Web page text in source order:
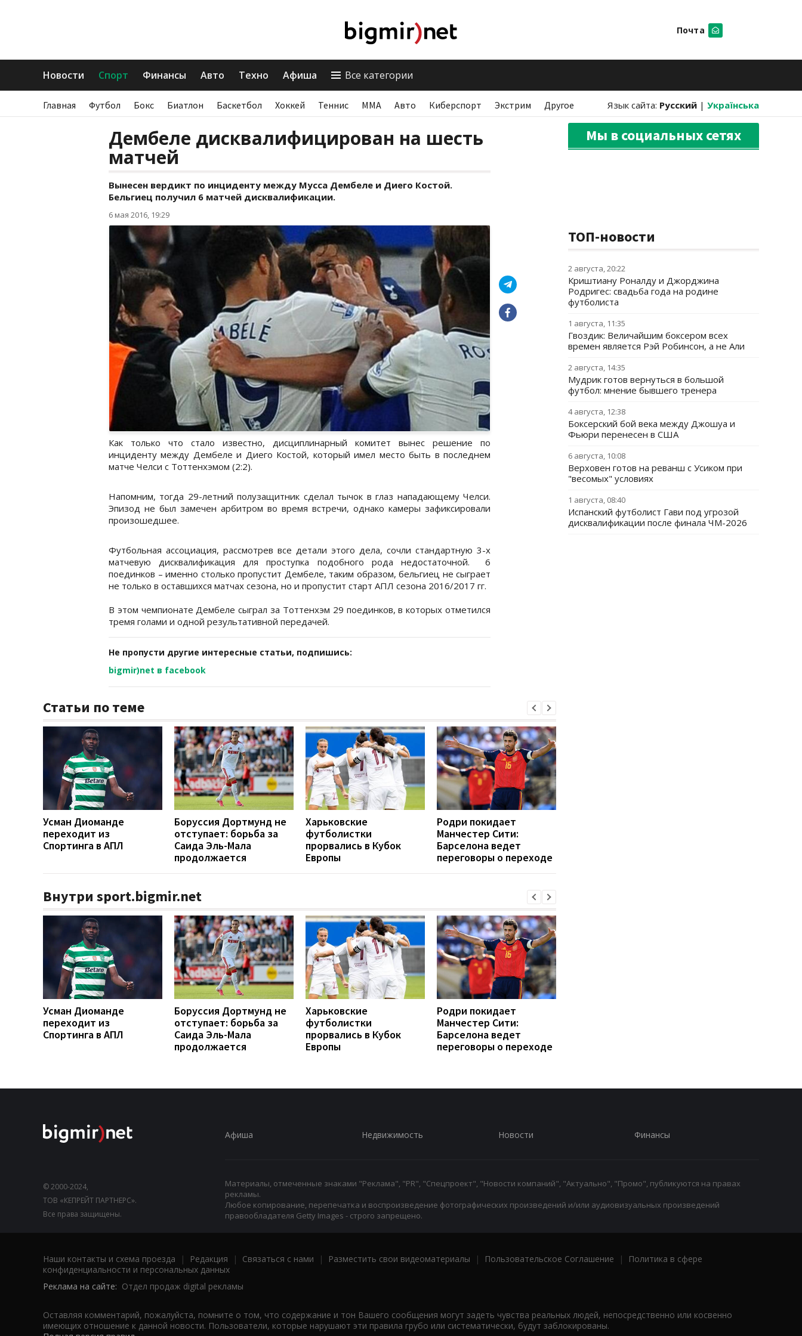
Почта
Новости Спорт Финансы Авто Техно Афиша Все категории
Главная Футбол Бокс Биатлон Баскетбол Хоккей Теннис ММА Авто Киберспорт Экстрим Другое Язык сайта: Русский | Українська
Дембеле дисквалифицирован на шесть
матчей
Вынесен вердикт по инциденту между Мусса Дембеле и Диего Костой.
Бельгиец получил 6 матчей дисквалификации.
6 мая 2016, 19:29
Как только что стало известно, дисциплинарный комитет вынес решение по
инциденту между Дембеле и Диего Костой, который имел место быть в последнем
матче Челси с Тоттенхэмом (2:2).
Напомним, тогда 29-летний полузащитник сделал тычок в глаз нападающему Челси.
Эпизод не был замечен арбитром во время встречи, однако камеры зафиксировали
произошедшее.
Футбольная ассоциация, рассмотрев все детали этого дела, сочли стандартную 3-х
матчевую дисквалификация для проступка подобного рода недостаточной. 6
поединков – именно столько пропустит Дембеле, таким образом, бельгиец не сыграет
не только в оставшихся матчах сезона, но и пропустит старт АПЛ сезона 2016/2017 гг.
В этом чемпионате Дембеле сыграл за Тоттенхэм 29 поединков, в которых отметился
тремя голами и одной результативной передачей.
Не пропусти другие интересные статьи, подпишись:
bigmir)net в facebook
Статьи по теме
Усман Диоманде
переходит из
Спортинга в АПЛ
Боруссия Дортмунд не
отступает: борьба за
Саида Эль-Мала
продолжается
Харьковские
футболистки
прорвались в Кубок
Европы
Родри покидает
Манчестер Сити:
Барселона ведет
переговоры о переходе
Внутри sport.bigmir.net
Усман Диоманде
переходит из
Спортинга в АПЛ
Боруссия Дортмунд не
отступает: борьба за
Саида Эль-Мала
продолжается
Харьковские
футболистки
прорвались в Кубок
Европы
Родри покидает
Манчестер Сити:
Барселона ведет
переговоры о переходе
Мы в социальных сетях
ТОП-новости
2 августа, 20:22
Криштиану Роналду и Джорджина
Родригес: свадьба года на родине
футболиста
1 августа, 11:35
Гвоздик: Величайшим боксером всех
времен является Рэй Робинсон, а не Али
2 августа, 14:35
Мудрик готов вернуться в большой
футбол: мнение бывшего тренера
4 августа, 12:38
Боксерский бой века между Джошуа и
Фьюри перенесен в США
6 августа, 10:08
Верховен готов на реванш с Усиком при
"весомых" условиях
1 августа, 08:40
Испанский футболист Гави под угрозой
дисквалификации после финала ЧМ-2026
© 2000-2024,
ТОВ «КЕПРЕЙТ ПАРТНЕРС».
Все права защищены.
Афиша Недвижимость Новости Финансы
Материалы, отмеченные знаками "Реклама", "PR", "Спецпроект", "Новости компаний", "Актуально", "Промо", публикуются на правах
рекламы.
Любое копирование, перепечатка и воспроизведение фотографических произведений и/или аудиовизуальных произведений
правообладателя Getty Images - строго запрещено.
Наши контакты и схема проезда | Редакция | Связаться с нами | Разместить свои видеоматериалы | Пользовательское Соглашение |
Политика в сфере
конфиденциальности и персональных данных
Реклама на сайте: Отдел продаж digital рекламы
Оставляя комментарий, пожалуйста, помните о том, что содержание и тон Вашего сообщения могут задеть чувства реальных людей, непосредственно или косвенно
имеющих отношение к данной новости. Пользователи, которые нарушают эти правила грубо или систематически, будут заблокированы.